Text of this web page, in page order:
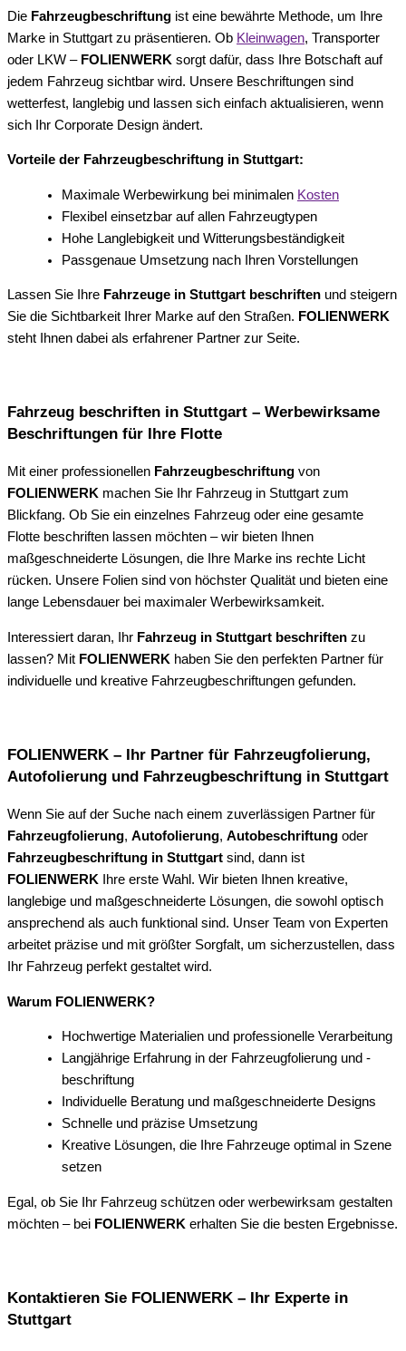
Die Fahrzeugbeschriftung ist eine bewährte Methode, um Ihre
Marke in Stuttgart zu präsentieren. Ob Kleinwagen, Transporter
oder LKW – FOLIENWERK sorgt dafür, dass Ihre Botschaft auf
jedem Fahrzeug sichtbar wird. Unsere Beschriftungen sind
wetterfest, langlebig und lassen sich einfach aktualisieren, wenn
sich Ihr Corporate Design ändert.
Vorteile der Fahrzeugbeschriftung in Stuttgart:
Maximale Werbewirkung bei minimalen Kosten
Flexibel einsetzbar auf allen Fahrzeugtypen
Hohe Langlebigkeit und Witterungsbeständigkeit
Passgenaue Umsetzung nach Ihren Vorstellungen
Lassen Sie Ihre Fahrzeuge in Stuttgart beschriften und steigern
Sie die Sichtbarkeit Ihrer Marke auf den Straßen. FOLIENWERK
steht Ihnen dabei als erfahrener Partner zur Seite.
Fahrzeug beschriften in Stuttgart – Werbewirksame
Beschriftungen für Ihre Flotte
Mit einer professionellen Fahrzeugbeschriftung von
FOLIENWERK machen Sie Ihr Fahrzeug in Stuttgart zum
Blickfang. Ob Sie ein einzelnes Fahrzeug oder eine gesamte
Flotte beschriften lassen möchten – wir bieten Ihnen
maßgeschneiderte Lösungen, die Ihre Marke ins rechte Licht
rücken. Unsere Folien sind von höchster Qualität und bieten eine
lange Lebensdauer bei maximaler Werbewirksamkeit.
Interessiert daran, Ihr Fahrzeug in Stuttgart beschriften zu
lassen? Mit FOLIENWERK haben Sie den perfekten Partner für
individuelle und kreative Fahrzeugbeschriftungen gefunden.
FOLIENWERK – Ihr Partner für Fahrzeugfolierung,
Autofolierung und Fahrzeugbeschriftung in Stuttgart
Wenn Sie auf der Suche nach einem zuverlässigen Partner für
Fahrzeugfolierung, Autofolierung, Autobeschriftung oder
Fahrzeugbeschriftung in Stuttgart sind, dann ist
FOLIENWERK Ihre erste Wahl. Wir bieten Ihnen kreative,
langlebige und maßgeschneiderte Lösungen, die sowohl optisch
ansprechend als auch funktional sind. Unser Team von Experten
arbeitet präzise und mit größter Sorgfalt, um sicherzustellen, dass
Ihr Fahrzeug perfekt gestaltet wird.
Warum FOLIENWERK?
Hochwertige Materialien und professionelle Verarbeitung
Langjährige Erfahrung in der Fahrzeugfolierung und -
beschriftung
Individuelle Beratung und maßgeschneiderte Designs
Schnelle und präzise Umsetzung
Kreative Lösungen, die Ihre Fahrzeuge optimal in Szene
setzen
Egal, ob Sie Ihr Fahrzeug schützen oder werbewirksam gestalten
möchten – bei FOLIENWERK erhalten Sie die besten Ergebnisse.
Kontaktieren Sie FOLIENWERK – Ihr Experte in
Stuttgart